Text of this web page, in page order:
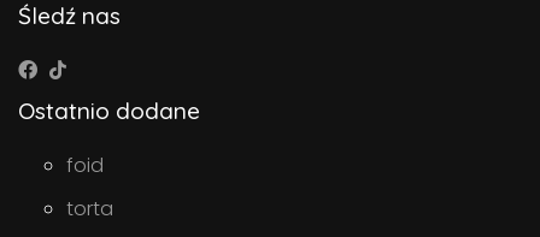
Śledź nas
Ostatnio dodane
foid
torta